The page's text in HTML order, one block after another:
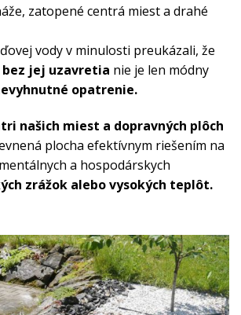
zatopené centrá miest a drahé
vody v minulosti preukázali, že
bez jej uzavretia nie je len módny
opatrenie.
našich miest a dopravných plôch
plocha efektívnym riešením na
a hospodárskych
zrážok alebo vysokých teplôt.